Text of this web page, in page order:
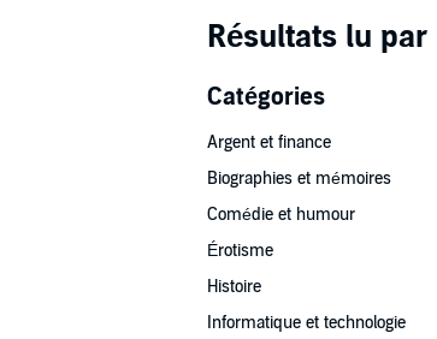
Résultats lu par
Catégories
Argent et finance
Biographies et mémoires
Comédie et humour
Érotisme
Histoire
Informatique et technologie